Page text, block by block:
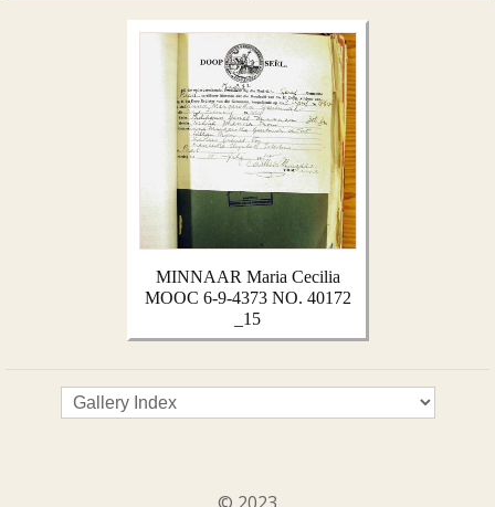
MINNAAR Maria Cecilia
MOOC 6-9-4373 NO. 40172
_15